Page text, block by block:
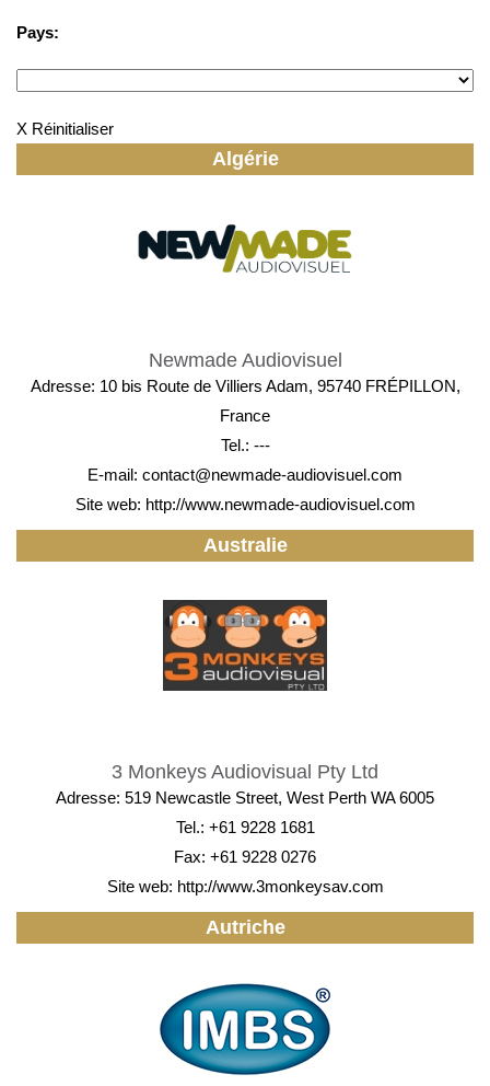
Pays:
X Réinitialiser
Algérie
Newmade Audiovisuel
Adresse: 10 bis Route de Villiers Adam, 95740 FRÉPILLON,
France
Tel.: ---
E-mail: contact@newmade-audiovisuel.com
Site web: http://www.newmade-audiovisuel.com
Australie
3 Monkeys Audiovisual Pty Ltd
Adresse: 519 Newcastle Street, West Perth WA 6005
Tel.: +61 9228 1681
Fax: +61 9228 0276
Site web: http://www.3monkeysav.com
Autriche